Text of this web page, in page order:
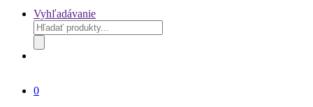
Vyhľadávanie
Products
search
0